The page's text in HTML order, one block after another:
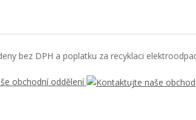
bez DPH a poplatku za recyklaci
obchodní oddělení